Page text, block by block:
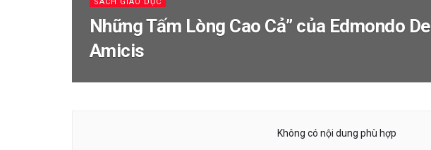
Những Tấm Lòng Cao Cả” của Edmondo De
Amicis
Không có nội dung phù hợp